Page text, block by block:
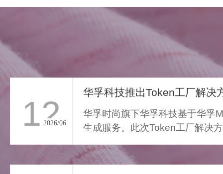
>
12
2026/06
华孚科技推出Token工厂解决
华孚时尚旗下华孚科技基于华孚
生成服务。此次Token工厂解决